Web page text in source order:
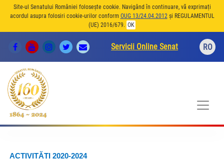
Site-ul Senatului României folosește cookie. Navigând în continuare, vă exprimați
acordul asupra folosiri cookie-urilor conform OUG 13/24.04.2012și REGULAMENTUL
(UE) 2016/679. OK
Servicii Online Senat RO
ACTIVITĂȚI 2020-2024